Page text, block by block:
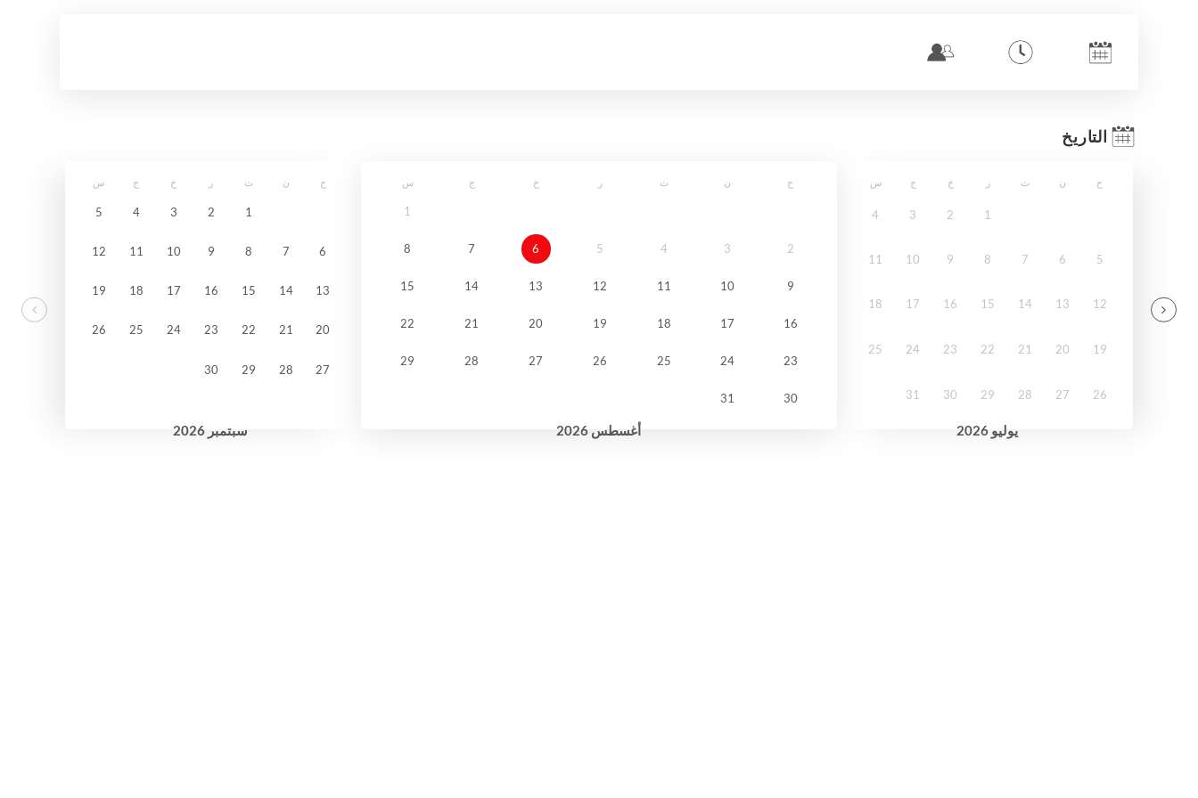
التاريخ
يوليو 2026
ح ن ث ر خ ج س
1
2
3
4
5
6
7
8
9
10
11
12
13
14
15
16
17
18
19
20
21
22
23
24
25
26
27
28
29
30
31
أغسطس 2026
ح ن ث ر خ ج س
1
2
3
4
5
6
7
8
9
10
11
12
13
14
15
16
17
18
19
20
21
22
23
24
25
26
27
28
29
30
31
سبتمبر 2026
ح ن ث ر خ ج س
1
2
3
4
5
6
7
8
9
10
11
12
13
14
15
16
17
18
19
20
21
22
23
24
25
26
27
28
29
30